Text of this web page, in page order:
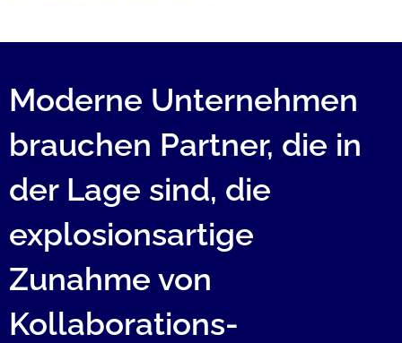
Moderne Unternehmen
brauchen Partner, die in
der Lage sind, die
explosions­artige
Zunahme von
Kollaborations­